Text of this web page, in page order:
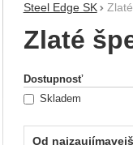
Steel Edge SK
Zlaté
Filtrovanie
Dostupnosť
Skladem
Od